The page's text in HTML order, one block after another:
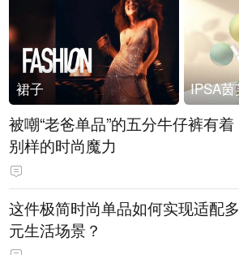
裙子
被嘲“老爸单品”的五分牛仔裤有着
别样的时尚魔力
这件极简时尚单品如何实现适配多
元生活场景？